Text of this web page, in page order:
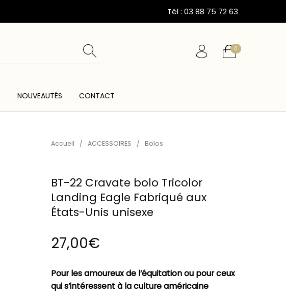
Tél : 03 88 75 72 63
0
NOUVEAUTÉS CONTACT
Accueil / ACCESSOIRES / Bolos
BT-22 Cravate bolo Tricolor
Landing Eagle Fabriqué aux
États-Unis unisexe
27,00€
Pour les amoureux de l’équitation ou pour ceux
qui s’intéressent à la culture américaine